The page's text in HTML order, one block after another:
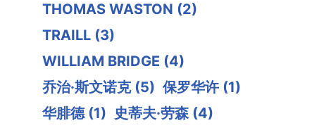
THOMAS WASTON (2)
TRAILL (3)
WILLIAM BRIDGE (4)
乔治·斯文诺克 (5) 保罗华许 (1)
华腓德 (1) 史蒂夫·劳森 (4)